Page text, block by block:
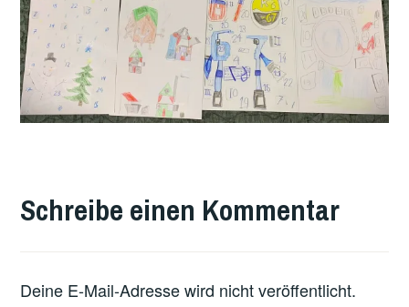
FEATURED
Schreibe einen Kommentar
Deine E-Mail-Adresse wird nicht veröffentlicht.